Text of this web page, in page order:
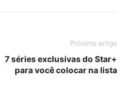
Próximo artigo
7 séries exclusivas do Star+
para você colocar na lista